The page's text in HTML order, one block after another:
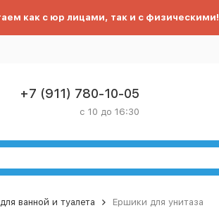
как с юр лицами, так и с физическими!
+7 (911) 780-10-05
с 10 до 16:30
ванной и туалета Ершики для унитаза